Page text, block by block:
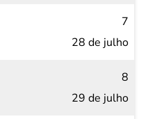
7
28 de julho
8
29 de julho